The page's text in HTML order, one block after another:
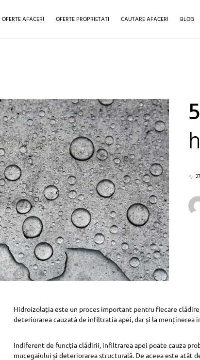
OFERTE AFACERI OFERTE PROPRIETATI CAUTARE AFACERI BLOG
Hidroizolația este un proces important pentru fiecare
deteriorarea cauzată de infiltratia apei, dar și la menținerea
Indiferent de funcția clădirii, infiltrarea apei poate cauza
mucegaiului și deteriorarea structurală. De aceea este atât